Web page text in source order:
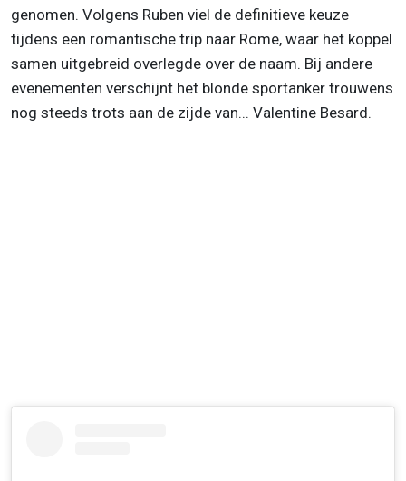
genomen. Volgens Ruben viel de definitieve keuze
tijdens een romantische trip naar Rome, waar het koppel
samen uitgebreid overlegde over de naam. Bij andere
evenementen verschijnt het blonde sportanker trouwens
nog steeds trots aan de zijde van... Valentine Besard.